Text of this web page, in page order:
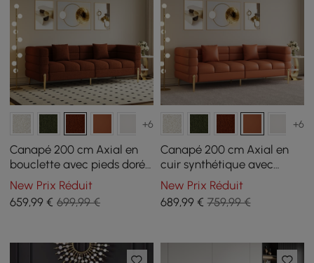
+6
Canapé 200 cm Axial en
bouclette avec pieds dorés
et coussins
New Prix Réduit
659,99 € 699,99 €
+6
Canapé 200 cm Axial en
cuir synthétique avec
pieds dorés et coussins
New Prix Réduit
689,99€ 759,99 €